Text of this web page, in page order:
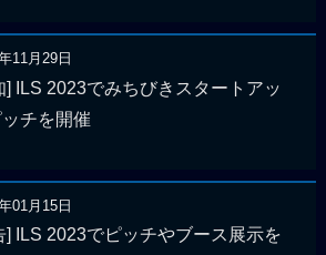
11月29日
] ILS 2023でみちびきスタートアッ
チを開催
01月15日
] ILS 2023でピッチやブース展示を